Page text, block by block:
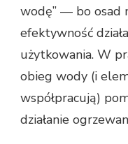
wodę” — bo osad
efektywność
użytkowania. W
obieg wody (i
współpracują)
działanie